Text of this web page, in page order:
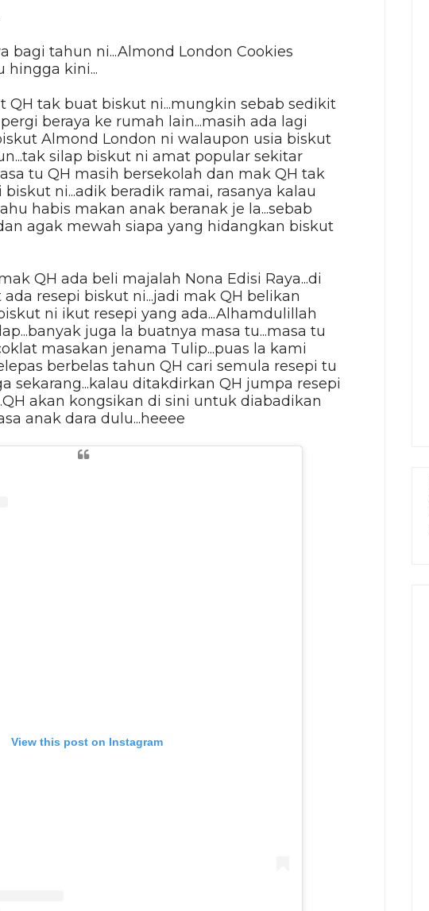
bagi tahun ni...Almond London Cookies
hingga kini...
QH tak buat biskut ni...mungkin sebab sedikit
beraya ke rumah lain...masih ada lagi
Almond London ni walaupon usia biskut
silap biskut ni amat popular sekitar
tu QH masih bersekolah dan mak QH tak
ni...adik beradik ramai, rasanya kalau
habis makan anak beranak je la...sebab
agak mewah siapa yang hidangkan biskut
QH ada beli majalah Nona Edisi Raya...di
resepi biskut ni...jadi mak QH belikan
ni ikut resepi yang ada...Alhamdulillah
juga la buatnya masa tu...masa tu
masakan jenama Tulip...puas la kami
berbelas tahun QH cari semula resepi tu
sekarang...kalau ditakdirkan QH jumpa resepi
akan kongsikan di sini untuk diabadikan
anak dara dulu...heeee
View this post on Instagram